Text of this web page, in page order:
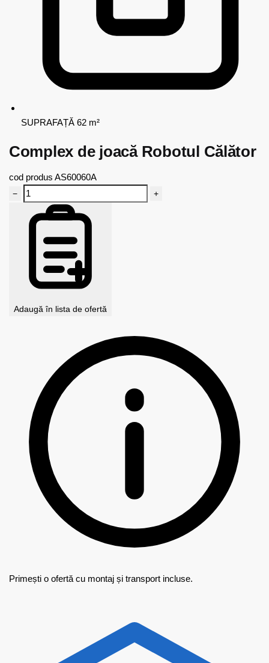
SUPRAFAȚĂ 62 m²
Complex de joacă Robotul Călător
cod produs AS60060A
− +
Adaugă în lista de ofertă
Primești o ofertă cu montaj și transport incluse.